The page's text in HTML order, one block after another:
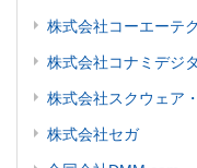
株式会社コーエーテ
株式会社コナミデジ
株式会社スクウェア
株式会社セガ